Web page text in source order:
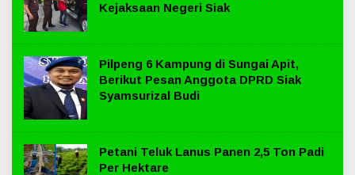
Kejaksaan Negeri Siak
Pilpeng 6 Kampung di Sungai Apit,
Berikut Pesan Anggota DPRD Siak
Syamsurizal Budi
Petani Teluk Lanus Panen 2,5 Ton Padi
Per Hektare